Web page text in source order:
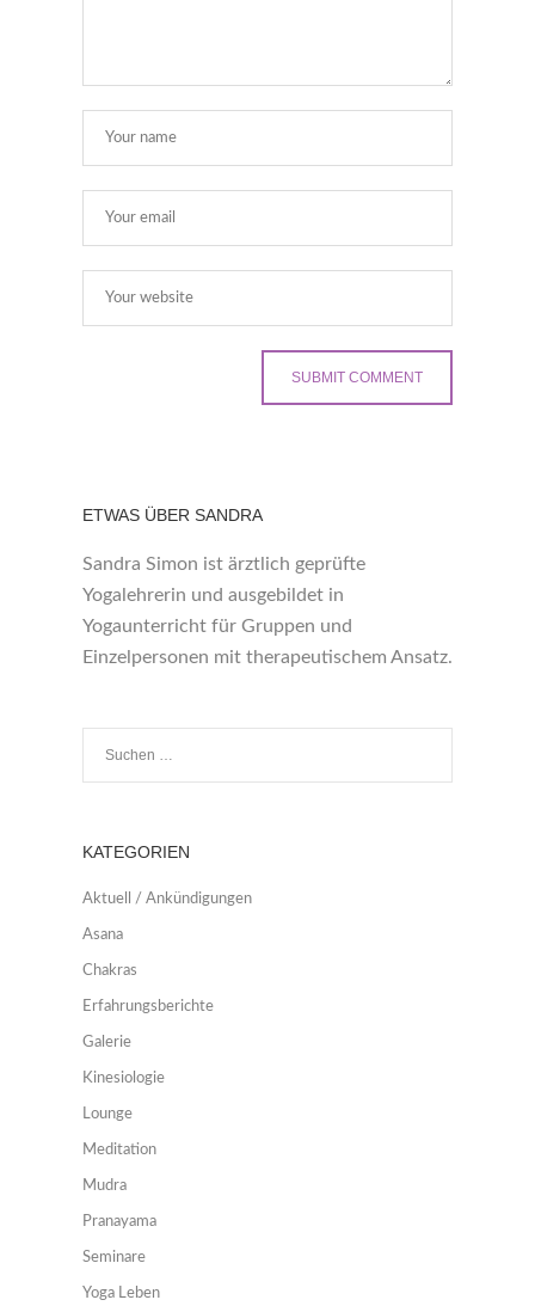
ETWAS ÜBER SANDRA
Sandra Simon ist ärztlich geprüfte
Yogalehrerin und ausgebildet in
Yogaunterricht für Gruppen und
Einzelpersonen mit therapeutischem Ansatz.
KATEGORIEN
Aktuell / Ankündigungen
Asana
Chakras
Erfahrungsberichte
Galerie
Kinesiologie
Lounge
Meditation
Mudra
Pranayama
Seminare
Yoga Leben